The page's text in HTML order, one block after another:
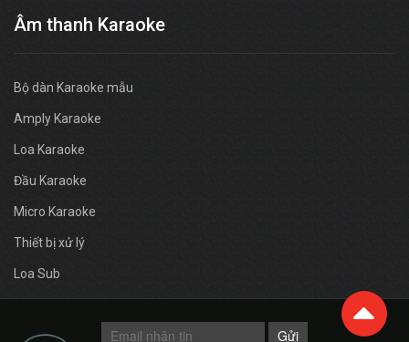
Âm thanh Karaoke
Bộ dàn Karaoke mẫu
Amply Karaoke
Loa Karaoke
Đầu Karaoke
Micro Karaoke
Thiết bị xử lý
Loa Sub
Gửi